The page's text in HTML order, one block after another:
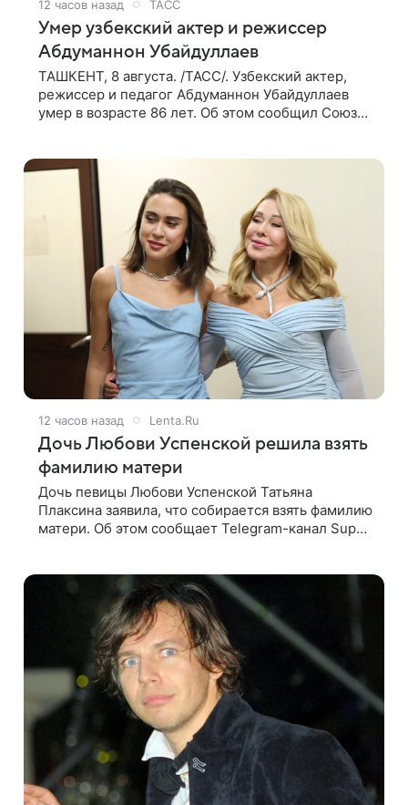
12 часов назад ТАСС
Умер узбекский актер и режиссер
Абдуманнон Убайдуллаев
ТАШКЕНТ, 8 августа. /ТАСС/. Узбекский актер,
режиссер и педагог Абдуманнон Убайдуллаев
умер в возрасте 86 лет. Об этом сообщил Союз
12 часов назад Lenta.Ru
Дочь Любови Успенской решила взять
фамилию матери
Дочь певицы Любови Успенской Татьяна
Плаксина заявила, что собирается взять фамилию
матери. Об этом сообщает Telegram-канал Super.